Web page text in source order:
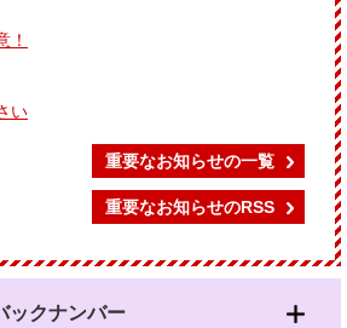
！
い
重要なお知らせの一覧
重要なお知らせのRSS
ックナンバー